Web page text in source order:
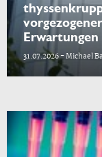
Erwartungen
31.07.2026 - Michael